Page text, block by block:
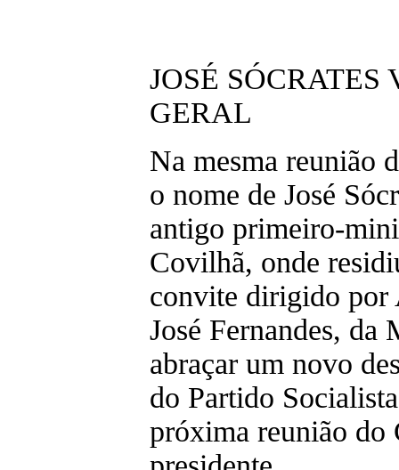
JOSÉ
GERAL
Na mesma reunião
o nome de José
antigo primeiro-
Covilhã, onde
convite dirigido por
José Fernandes, da
abraçar um novo
do Partido
próxima reunião do